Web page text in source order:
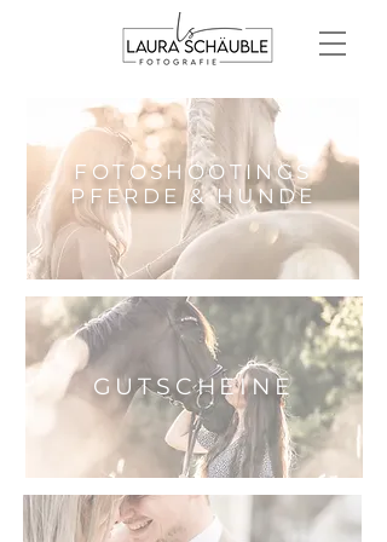
FOTOSHOOTINGS
PFERDE & HUNDE
GUTSCHEINE